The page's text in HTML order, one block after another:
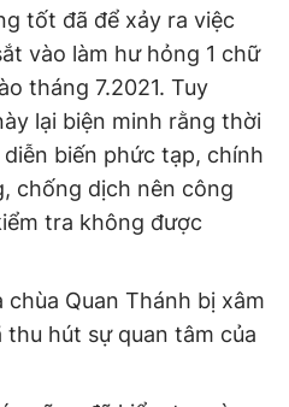
tốt đã để xảy ra việc
vào làm hư hỏng 1 chữ
tháng 7.2021. Tuy
lại biện minh rằng thời
diễn biến phức tạp, chính
chống dịch nên công
tra không được
Quan Thánh bị xâm
hút sự quan tâm của